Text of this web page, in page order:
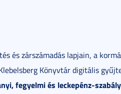
és zárszámadás lapjain, a
Könyvtár digitális
fegyelmi és leckepénz-